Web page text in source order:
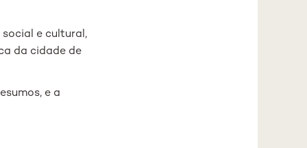
e cultural,
da cidade de
e a